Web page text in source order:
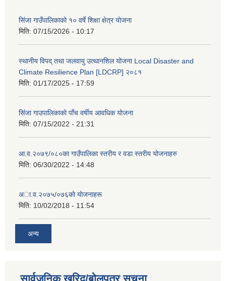
सिंजा गाउँपालिकाको १० वर्षे शिक्षा क्षेत्र योजना
मिति: 07/15/2026 - 10:17
स्थानीय विपद् तथा जलवायु उत्थानशिल योजना Local Disaster and
Climate Resilience Plan [LDCRP] २०८१
मिति: 01/17/2025 - 17:59
सिंजा गाउपालिकाको पाँच वर्षीय आवधिक योजना
मिति: 07/15/2022 - 21:31
आ.व.२०७९/०८०का गाउँपालिका स्तरीय र वडा स्तरीय योजनाहरु
मिति: 06/30/2022 - 14:48
अा‍‍.व.२०७५/०७६काे याेजनाहरू
मिति: 10/02/2018 - 11:54
अन्य